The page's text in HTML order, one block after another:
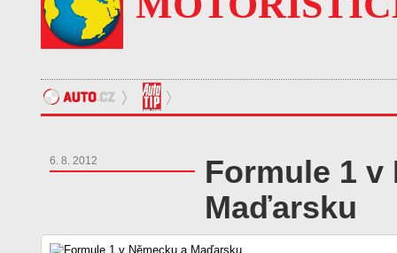
6. 8. 2012
Formule 1 v
Maďarsku